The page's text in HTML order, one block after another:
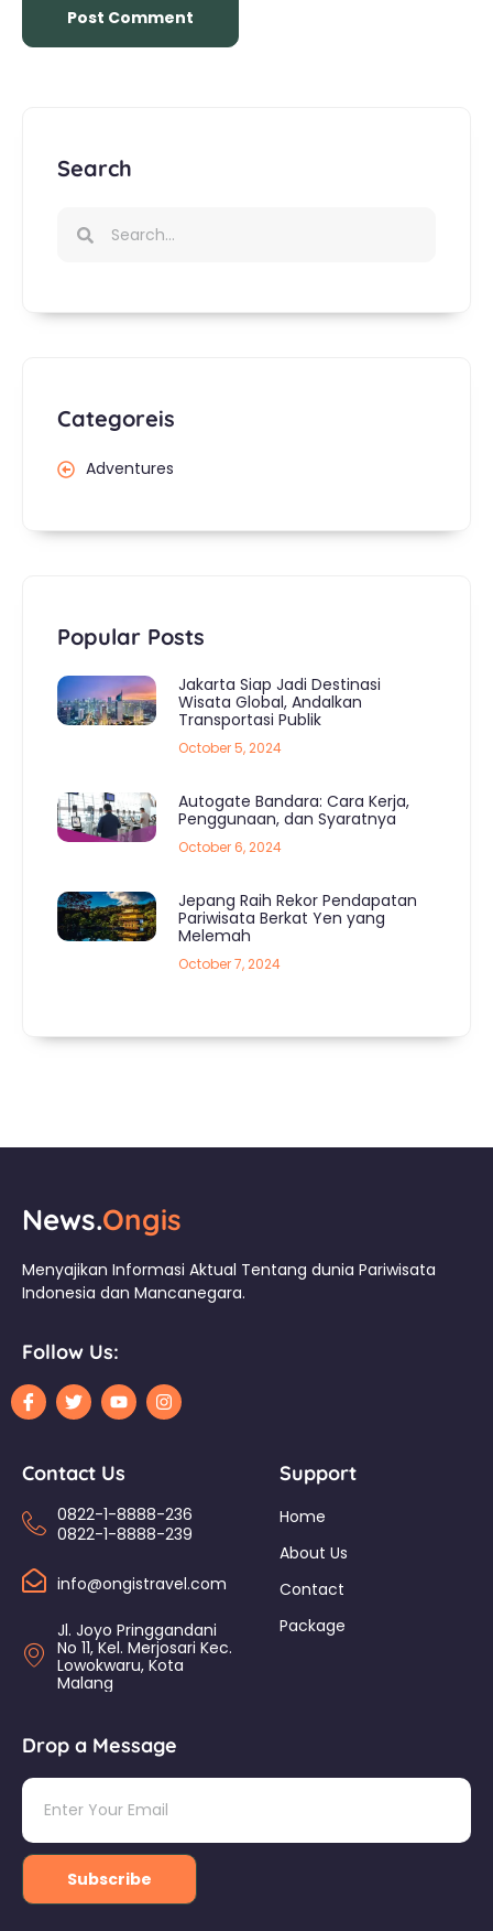
Search
Categoreis
Adventures
Popular Posts
Jakarta Siap Jadi Destinasi
Wisata Global, Andalkan
Transportasi Publik
October 5, 2024
Autogate Bandara: Cara Kerja,
Penggunaan, dan Syaratnya
October 6, 2024
Jepang Raih Rekor Pendapatan
Pariwisata Berkat Yen yang
Melemah
October 7, 2024
News.Ongis
Menyajikan Informasi Aktual Tentang dunia Pariwisata
Indonesia dan Mancanegara.
Follow Us:
Contact Us
0822-1-8888-236
0822-1-8888-239
info@ongistravel.com
Jl. Joyo Pringgandani
No 11, Kel. Merjosari Kec.
Lowokwaru, Kota
Malang
Support
Home
About Us
Contact
Package
Drop a Message
Subscribe